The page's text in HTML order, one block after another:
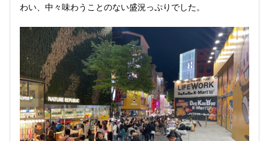
わい、中々味わうことのない盛況っぷりでした。